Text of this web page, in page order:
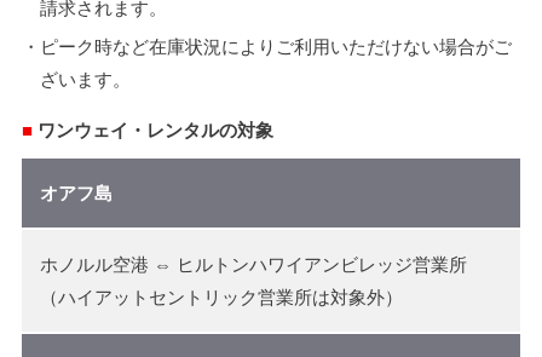
請求されます。
・ピーク時など在庫状況によりご利用いただけない場合がご
ざいます。
■ワンウェイ・レンタルの対象
オアフ島
ホノルル空港 ⇔ ヒルトンハワイアンビレッジ営業所
（ハイアットセントリック営業所は対象外）